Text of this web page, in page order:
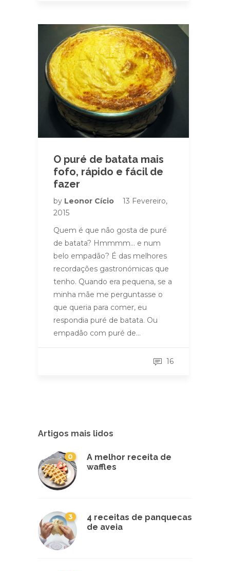
O puré de batata mais
fofo, rápido e fácil de
fazer
by Leonor Cício
13 Fevereiro,
2015
Quem é que não gosta de puré
de batata? Hmmmm… e num
belo empadão? É das melhores
recordações gastronómicas que
tenho. Quando era pequena, se a
minha mãe me perguntasse o
que queria para comer, eu
respondia puré de batata. Ou
empadão com puré de…
16
Artigos mais lidos
0
A melhor receita de
waffles
3
4 receitas de panquecas
de aveia